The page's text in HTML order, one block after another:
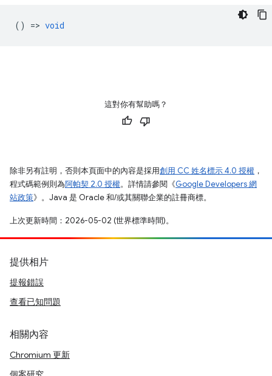
() => void
這對你有幫助嗎？
除非另有註明，否則本頁面中的內容是採用創用 CC 姓名標示 4.0 授權 ，
程式碼範例則為阿帕契 2.0 授權。詳情請參閱《Google Developers 網
站政策》。Java 是 Oracle 和/或其關聯企業的註冊商標。
上次更新時間：2026-05-02 (世界標準時間)。
提供相片
提報錯誤
查看已知問題
相關內容
Chromium 更新